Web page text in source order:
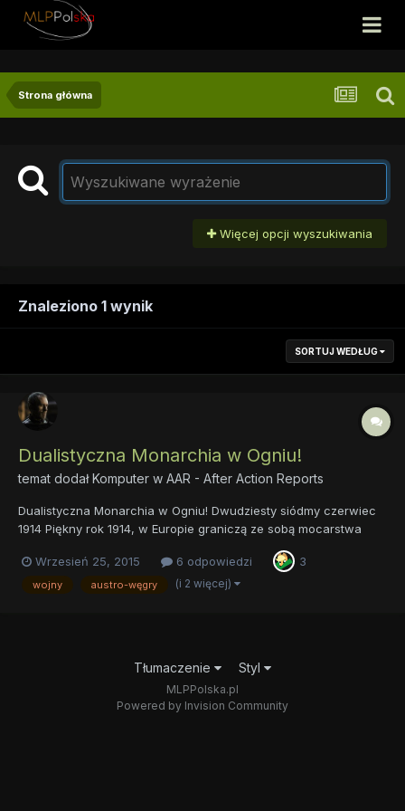
Strona główna
Więcej opcji wyszukiwania
Znaleziono 1 wynik
SORTUJ WEDŁUG
Dualistyczna Monarchia w Ogniu!
temat dodałKomputer w AAR - After Action Reports
Dualistyczna Monarchia w Ogniu! Dwudziesty siódmy czerwiec
1914 Piękny rok 1914, w Europie graniczą ze sobą mocarstwa
mamy Cesarstwo Niemieckie i Republikę Francuską, państwa te
stosunki mają conajmniej złe choć wiadomo, że to pierwsze...
Wrzesień 25, 2015 6 odpowiedzi 3
wojny austro-węgry (i 2 więcej)
Tłumaczenie Styl
MLPPolska.pl
Powered by Invision Community